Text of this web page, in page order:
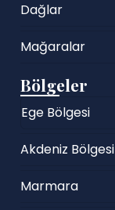
Dağlar
Mağaralar
Bölgeler
Ege Bölgesi
Akdeniz Bölgesi
Marmara